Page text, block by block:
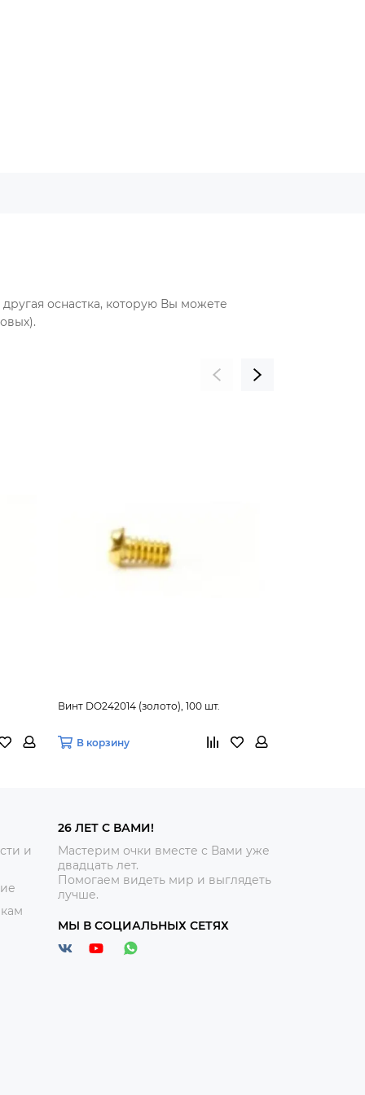
оснастка, которую Вы можете
Винт DO242014 (золото), 100 шт.
В корзину
и
26 ЛЕТ С ВАМИ!
Мастерим очки вместе с Вами уже
двадцать лет.
Помогаем видеть мир и выглядеть
лучше.
МЫ В СОЦИАЛЬНЫХ СЕТЯХ